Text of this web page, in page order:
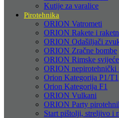
Kutije za varalice
Pirotehnika
ORION Vatrometi
ORION Rakete i
ORION Odašiljači
ORION Zračne bombe
ORION Rimske svijeće
ORION nepirotehnički
Orion Kategorija P1/T1
Orion Kategorija F1
ORION Vulkani
ORION Party
Start pištolji, streljivo i